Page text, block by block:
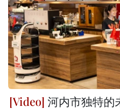
河内市独特的